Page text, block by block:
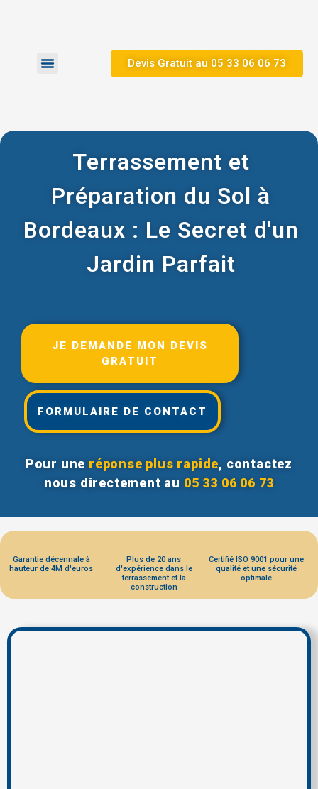
Devis Gratuit au ​05 33 06 06 73
Terrassement et
Préparation du Sol à
Bordeaux : Le Secret d'un
Jardin Parfait
JE DEMANDE MON DEVIS
GRATUIT
FORMULAIRE DE CONTACT
Pour une réponse plus rapide, contactez
nous directement au 05 33 06 06 73
Garantie décennale à
hauteur de 4M d'euros
Plus de 20 ans
d'expérience dans le
terrassement et la
construction
Certifié ISO 9001 pour une
qualité et une sécurité
optimale